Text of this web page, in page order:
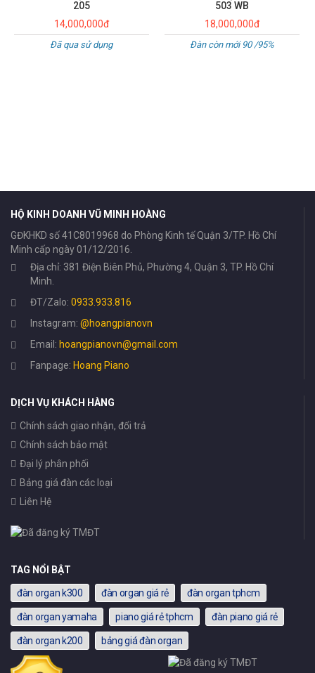
503 WB
18,000,000đ
Đàn còn mới 90 /95%
HỘ KINH DOANH VŨ MINH HOÀNG
GĐKHKD số 41C8019968 do Phòng Kinh tế Quận 3/TP. Hồ Chí
Minh cấp ngày 01/12/2016.
Địa chỉ: 381 Điện Biên Phủ, Phường 4, Quận 3, TP. Hồ Chí
Minh.
ĐT/Zalo: 0933.933.816
Instagram: @hoangpianovn
Email: hoangpianovn@gmail.com
Fanpage: Hoang Piano
DỊCH VỤ KHÁCH HÀNG
Chính sách giao nhận, đổi trả
Chính sách bảo mật
Đại lý phân phối
Bảng giá đàn các loại
Liên Hệ
TAG NỔI BẬT
đàn organ k300 đàn organ giá rẻ đàn organ tphcm
đàn organ yamaha piano giá rẻ tphcm đàn piano giá rẻ
đàn organ k200 bảng giá đàn organ